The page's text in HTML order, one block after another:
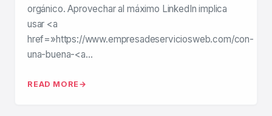
orgánico. Aprovechar al máximo LinkedIn implica
usar <a
href=»https://www.empresadeserviciosweb.com/con-
una-buena-<a…
READ MORE